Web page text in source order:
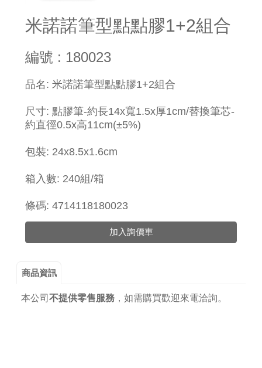
米諾諾筆型點點膠1+2組合
編號 : 180023
品名: 米諾諾筆型點點膠1+2組合
尺寸: 點膠筆-約長14x寬1.5x厚1cm/替換筆芯-
約直徑0.5x高11cm(±5%)
包裝: 24x8.5x1.6cm
箱入數: 240組/箱
條碼: 4714118180023
加入詢價車
商品資訊
本公司 不提供零售服務， 如需購買歡迎來電洽詢。